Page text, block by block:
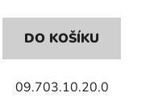
DO KOŠÍKU
09.703.10.20.0